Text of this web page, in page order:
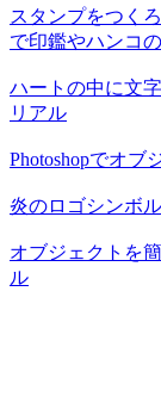
スタンプをつく
で印鑑やハンコ
ハートの中に文
リアル
Photoshopでオブ
炎のロゴシンボ
オブジェクトを
ル